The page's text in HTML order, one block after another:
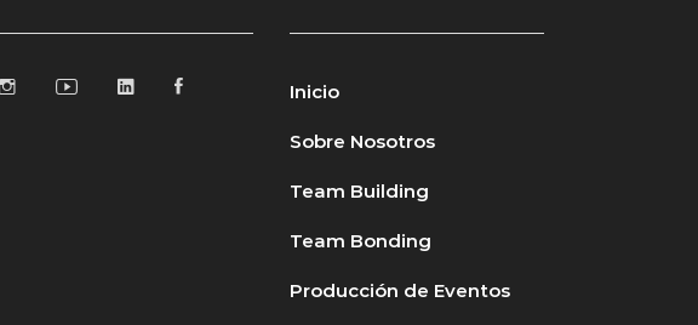
Inicio
Sobre Nosotros
Team Building
Team Bonding
Producción de Eventos